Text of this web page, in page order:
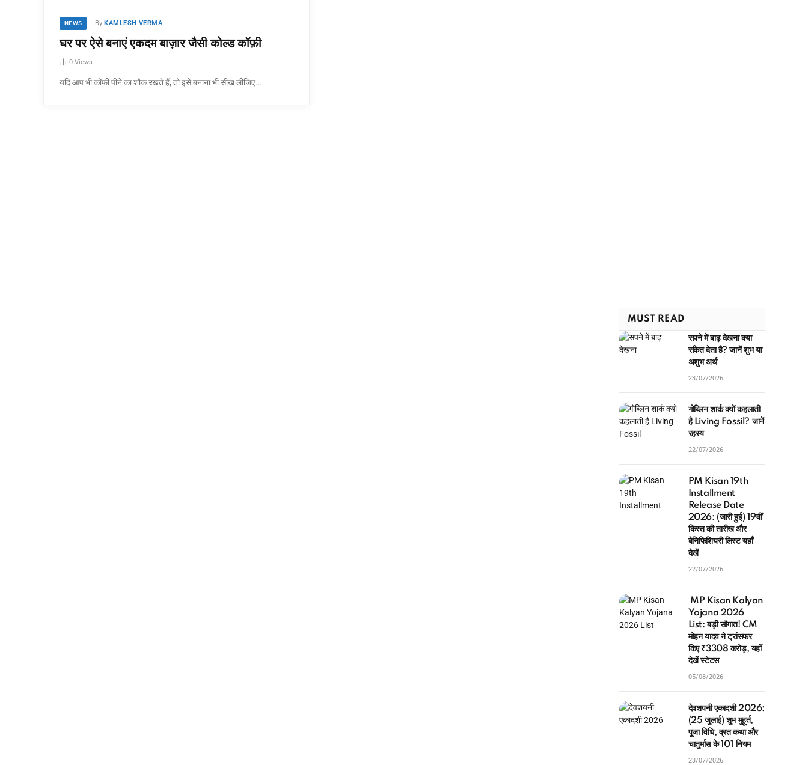
NEWS By KAMLESH VERMA
घर पर ऐसे बनाएं एकदम बाज़ार जैसी कोल्ड कॉफ़ी
0 Views
यदि आप भी कॉफी पीने का शौक रखते हैं, तो इसे बनाना भी सीख लीजिए.…
MUST READ
सपने में बाढ़ देखना क्या
संकेत देता है? जानें शुभ या
अशुभ अर्थ
23/07/2026
गोब्लिन शार्क क्यों कहलाती
है Living Fossil? जानें
रहस्य
22/07/2026
PM Kisan 19th
Installment
Release Date
2026: (जारी हुई) 19वीं
किस्त की तारीख और
बेनिफिशियरी लिस्ट यहाँ
देखें
22/07/2026
MP Kisan Kalyan
Yojana 2026
List: बड़ी सौगात! CM
मोहन यादव ने ट्रांसफर
किए ₹3308 करोड़, यहाँ
देखें स्टेटस
05/08/2026
देवशयनी एकादशी 2026:
(25 जुलाई) शुभ मुहूर्त,
पूजा विधि, व्रत कथा और
चातुर्मास के 101 नियम
23/07/2026